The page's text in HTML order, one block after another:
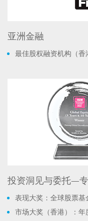
亚洲金融
最佳股权融资机构（香
投资洞见与委托—
表现大奖：全球股票
市场大奖（香港）：年